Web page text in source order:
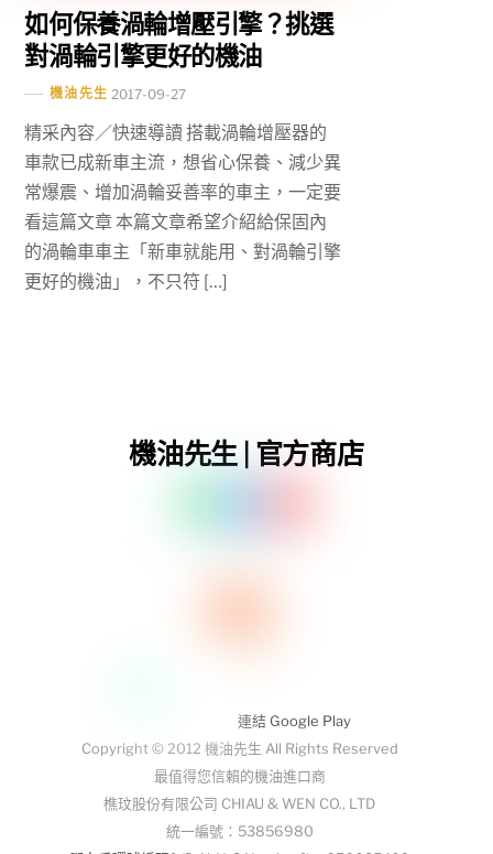
如何保養渦輪增壓引擎？挑選
對渦輪引擎更好的機油
機油先生 2017-09-27
精采內容／快速導讀 搭載渦輪增壓器的
車款已成新車主流，想省心保養、減少異
常爆震、增加渦輪妥善率的車主，一定要
看這篇文章 本篇文章希望介紹給保固內
的渦輪車車主「新車就能用、對渦輪引擎
更好的機油」，不只符 […]
機油先生 | 官方商店
連結 Google Play
Copyright © 2012 機油先生 All Rights Reserved
最值得您信賴的機油進口商
樵玟股份有限公司 CHIAU & WEN CO., LTD
統一編號：53856980